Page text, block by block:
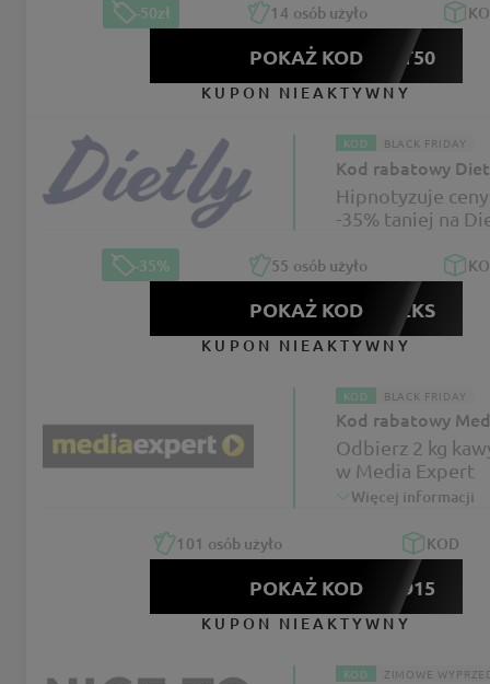
-50zł 14 osób użyło
POKAŻ KOD FAKT50
KUPON NIEAKTYWNY
KOD BLACK FRIDAY
Kod rabatowy
Hipnotyzuje
-35% taniej na
-35% 55 osób użyło
POKAŻ KODCKWEEKS
KUPON NIEAKTYWNY
KOD BLACK FRIDAY
Kod rabatowy
Odbierz 2 kg
w Media Expert
Więcej informacji
101 osób użyło KOD
POKAŻ KOD K-3915
KUPON NIEAKTYWNY
KOD ZIMOWE